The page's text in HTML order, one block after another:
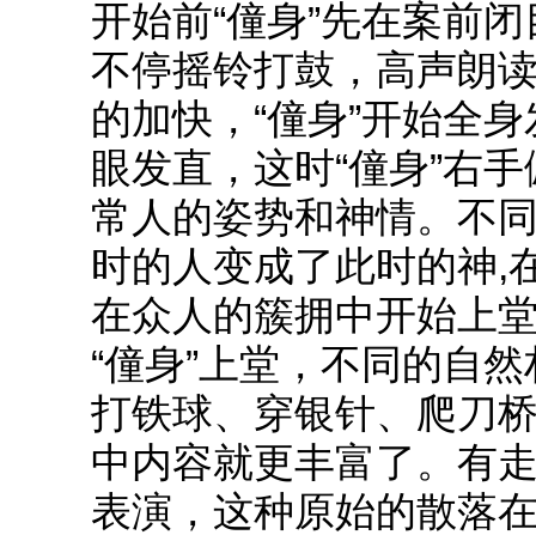
开始前“僮身”先在案前
不停摇铃打鼓，高声朗
的加快，“僮身”开始全
眼发直，这时“僮身”右
常人的姿势和神情。不
时的人变成了此时的神,
在众人的簇拥中开始上
“僮身”上堂，不同的自
打铁球、穿银针、爬刀
中内容就更丰富了。有
表演，这种原始的散落